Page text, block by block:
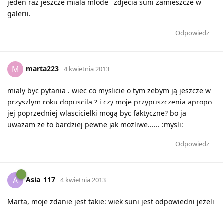
jeden raz jeszcze miala mlode . zdjecia suni zamieszcze w
galerii.
Odpowiedz
M marta223 4 kwietnia 2013
mialy byc pytania . wiec co myslicie o tym zebym ją jeszcze w
przyszlym roku dopuscila ? i czy moje przypuszczenia apropo
jej poprzedniej wlascicielki mogą byc faktyczne? bo ja
uwazam ze to bardziej pewne jak mozliwe...... :mysli:
Odpowiedz
A Asia_117 4 kwietnia 2013
Marta, moje zdanie jest takie: wiek suni jest odpowiedni jeżeli